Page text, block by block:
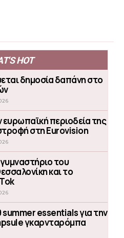
HOT
δημοσία δαπάνη στο
περιοδεία της
στη Eurovision
του
και το
essentials για την
γκαρνταρόμπα